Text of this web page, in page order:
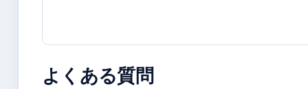
よくある質問